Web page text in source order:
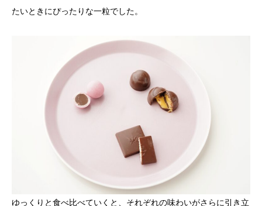
たいときにぴったりな一粒でした。
ゆっくりと食べ比べていくと、それぞれの味わいがさらに引き立